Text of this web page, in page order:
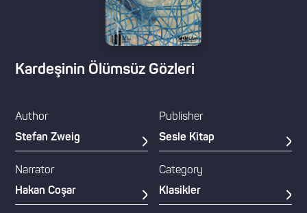
Kardeşinin Ölümsüz Gözleri
Author
Stefan Zweig
Publisher
Sesle Kitap
Narrator
Hakan Coşar
Category
Klasikler